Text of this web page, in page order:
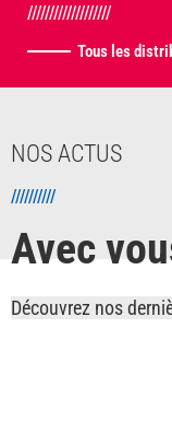
///////////////////
Tous les
NOS ACTUS
//////////
Avec
Découvrez nos